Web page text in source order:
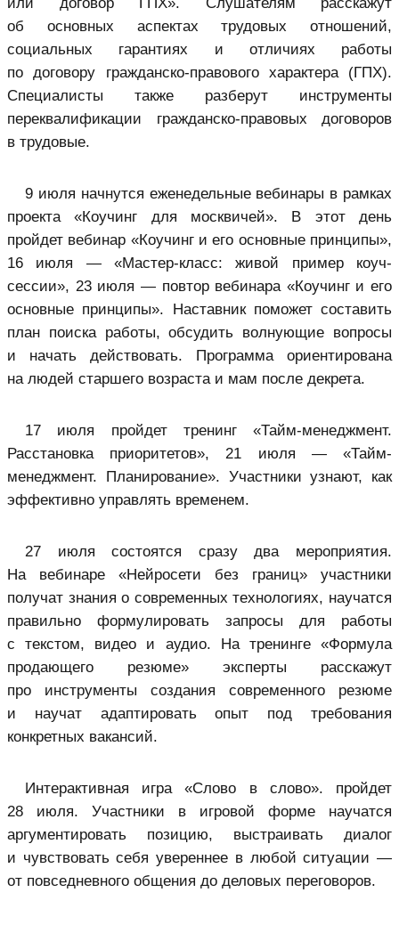
об основных аспектах трудовых отношений,
социальных гарантиях и отличиях работы
по договору гражданско-правового характера (ГПХ).
Специалисты также разберут инструменты
переквалификации гражданско-правовых договоров
в трудовые.
9 июля начнутся еженедельные вебинары в рамках
проекта «Коучинг для москвичей». В этот день
пройдет вебинар «Коучинг и его основные принципы»,
16 июля — «Мастер-класс: живой пример коуч-
сессии», 23 июля — повтор вебинара «Коучинг и его
основные принципы». Наставник поможет составить
план поиска работы, обсудить волнующие вопросы
и начать действовать. Программа ориентирована
на людей старшего возраста и мам после декрета.
17 июля пройдет тренинг «Тайм-менеджмент.
Расстановка приоритетов», 21 июля — «Тайм-
менеджмент. Планирование». Участники узнают, как
эффективно управлять временем.
27 июля состоятся сразу два мероприятия.
На вебинаре «Нейросети без границ» участники
получат знания о современных технологиях, научатся
правильно формулировать запросы для работы
с текстом, видео и аудио. На тренинге «Формула
продающего резюме» эксперты расскажут
про инструменты создания современного резюме
и научат адаптировать опыт под требования
конкретных вакансий.
Интерактивная игра «Слово в слово». пройдет
28 июля. Участники в игровой форме научатся
аргументировать позицию, выстраивать диалог
и чувствовать себя увереннее в любой ситуации —
от повседневного общения до деловых переговоров.